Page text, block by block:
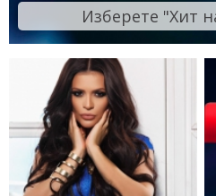
Изберете "Хит